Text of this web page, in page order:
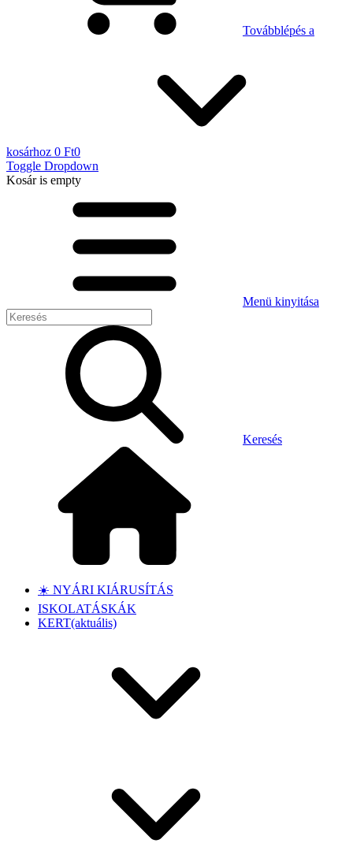
Továbblépés a
kosárhoz 0 Ft0
Toggle Dropdown
Kosáris empty
Menü kinyitása
Keresés
☀️ NYÁRI KIÁRUSÍTÁS
ISKOLATÁSKÁK
KERT(aktuális)